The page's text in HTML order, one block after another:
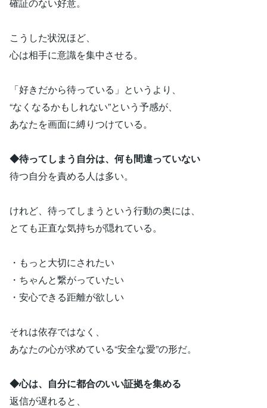
こうした状況ほど、
心は相手に意識を集中させる。
「好きだから待っている」というより、
“なくなるかもしれない”という予感が、
あなたを画面に縛りつけている。
◆待ってしまう自分は、何も間違っていない
待つ自分を責める人は多い。
けれど、待ってしまうという行動の奥には、
とても正直な気持ちが隠れている。
・もっと大切にされたい
・ちゃんと繋がっていたい
・安心できる距離が欲しい
それは依存ではなく、
あなたの心が求めている“安全な愛”の形だ。
◆心は、自分に都合のいい証拠を集める
返信が遅れると、